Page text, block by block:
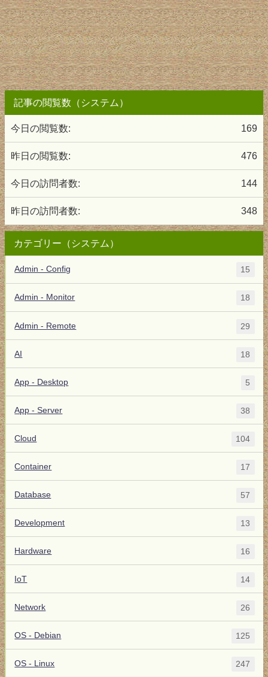
記事の閲覧数（システム）
169
今日の閲覧数:
476
昨日の閲覧数:
144
今日の訪問者数:
348
昨日の訪問者数:
カテゴリー（システム）
Admin - Config 15
Admin - Monitor 18
Admin - Remote 29
AI 18
App - Desktop 5
App - Server 38
Cloud 104
Container 17
Database 57
Development 13
Hardware 16
IoT 14
Network 26
OS - Debian 125
OS - Linux 247